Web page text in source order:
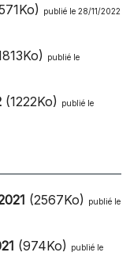
publié le 28/11/2022
publié le
(1222Ko) publié le
(2567Ko) publié le
(974Ko) publié le